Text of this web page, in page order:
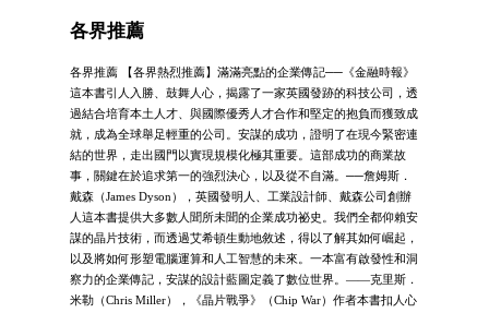
各界推薦
各界推薦 【各界熱烈推薦】滿滿亮點的企業傳記──《金融時報》
這本書引人入勝​​、鼓舞人心，揭露了一家英國發跡的科技公司，透
過結合培育本土人才、與國際優秀人才合作和堅定的抱負而獲致成
就，成為全球舉足輕重的公司。安謀的成功，證明了在現今緊密連
結的世界，走出國門以實現規模化極其重要。這部成功的商業故
事，關鍵在於追求第一的強烈決心，以及從不自滿。──詹姆斯．
戴森（James Dyson），英國發明人、工業設計師、戴森公司創辦
人這本書提供大多數人聞所未聞的企業成功祕史。我們全都仰賴安
謀的晶片技術，而透過艾希頓生動地敘述，得以了解其如何崛起，
以及將如何形塑電腦運算和人工智慧的未來。一本富有啟發性和洞
察力的企業傳記，安謀的設計藍圖定義了數位世界。――克里斯．
米勒（Chris Miller），《晶片戰爭》（Chip War）作者本書扣人心